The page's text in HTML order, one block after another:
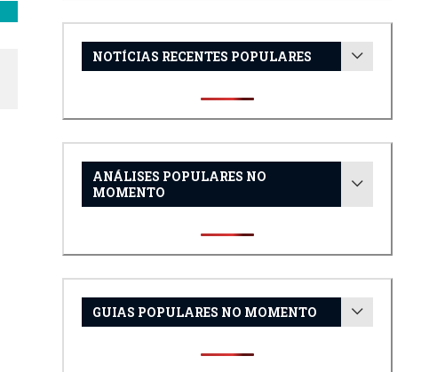
NOTÍCIAS RECENTES POPULARES
ANÁLISES POPULARES NO
MOMENTO
GUIAS POPULARES NO MOMENTO